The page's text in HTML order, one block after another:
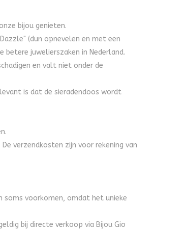
bijou genieten.
(dun opnevelen en met een
betere juwelierszaken in Nederland.
en valt niet onder de
is dat de sieradendoos wordt
verzendkosten zijn voor rekening van
soms voorkomen, omdat het unieke
bij directe verkoop via Bijou Gio